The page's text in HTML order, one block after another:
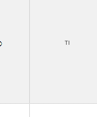
TI